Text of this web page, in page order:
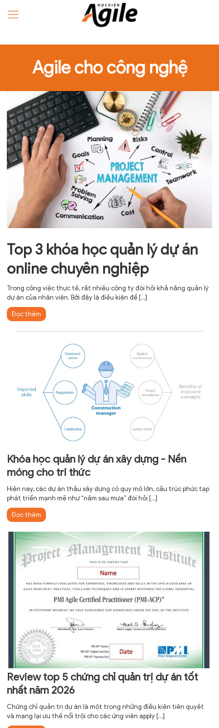
Agile cho công nghệ
Top 3 khóa học quản lý dự án
online chuyên nghiệp
Trong công việc thực tế, rất nhiều công ty đòi hỏi khả năng quản lý
dự án của nhân viên. Bởi đây là điều kiện để[…]
Đọc thêm
Khóa học quản lý dự án xây dựng - Nền
móng cho tri thức
Hiện nay, các dự án thầu xây dựng có quy mô lớn, cấu trúc phức tạp
phát triển mạnh mẽ như “nấm sau mưa” đòi hỏi[…]
Đọc thêm
Review top 5 chứng chỉ quản trị dự án tốt
nhất năm 2026
Chứng chỉ quản trị dự án là một trong những điều kiện tiên quyết
và mang lại ưu thế nổi trội cho các ứng viên apply[…]